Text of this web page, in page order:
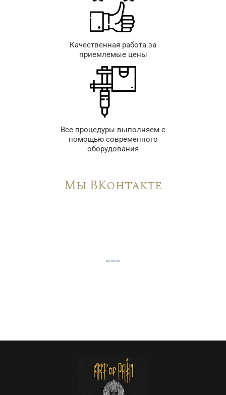
Качественная работа за
приемлемые цены
Все процедуры выполняем с
помощью современного
оборудования
Мы ВКонтакте